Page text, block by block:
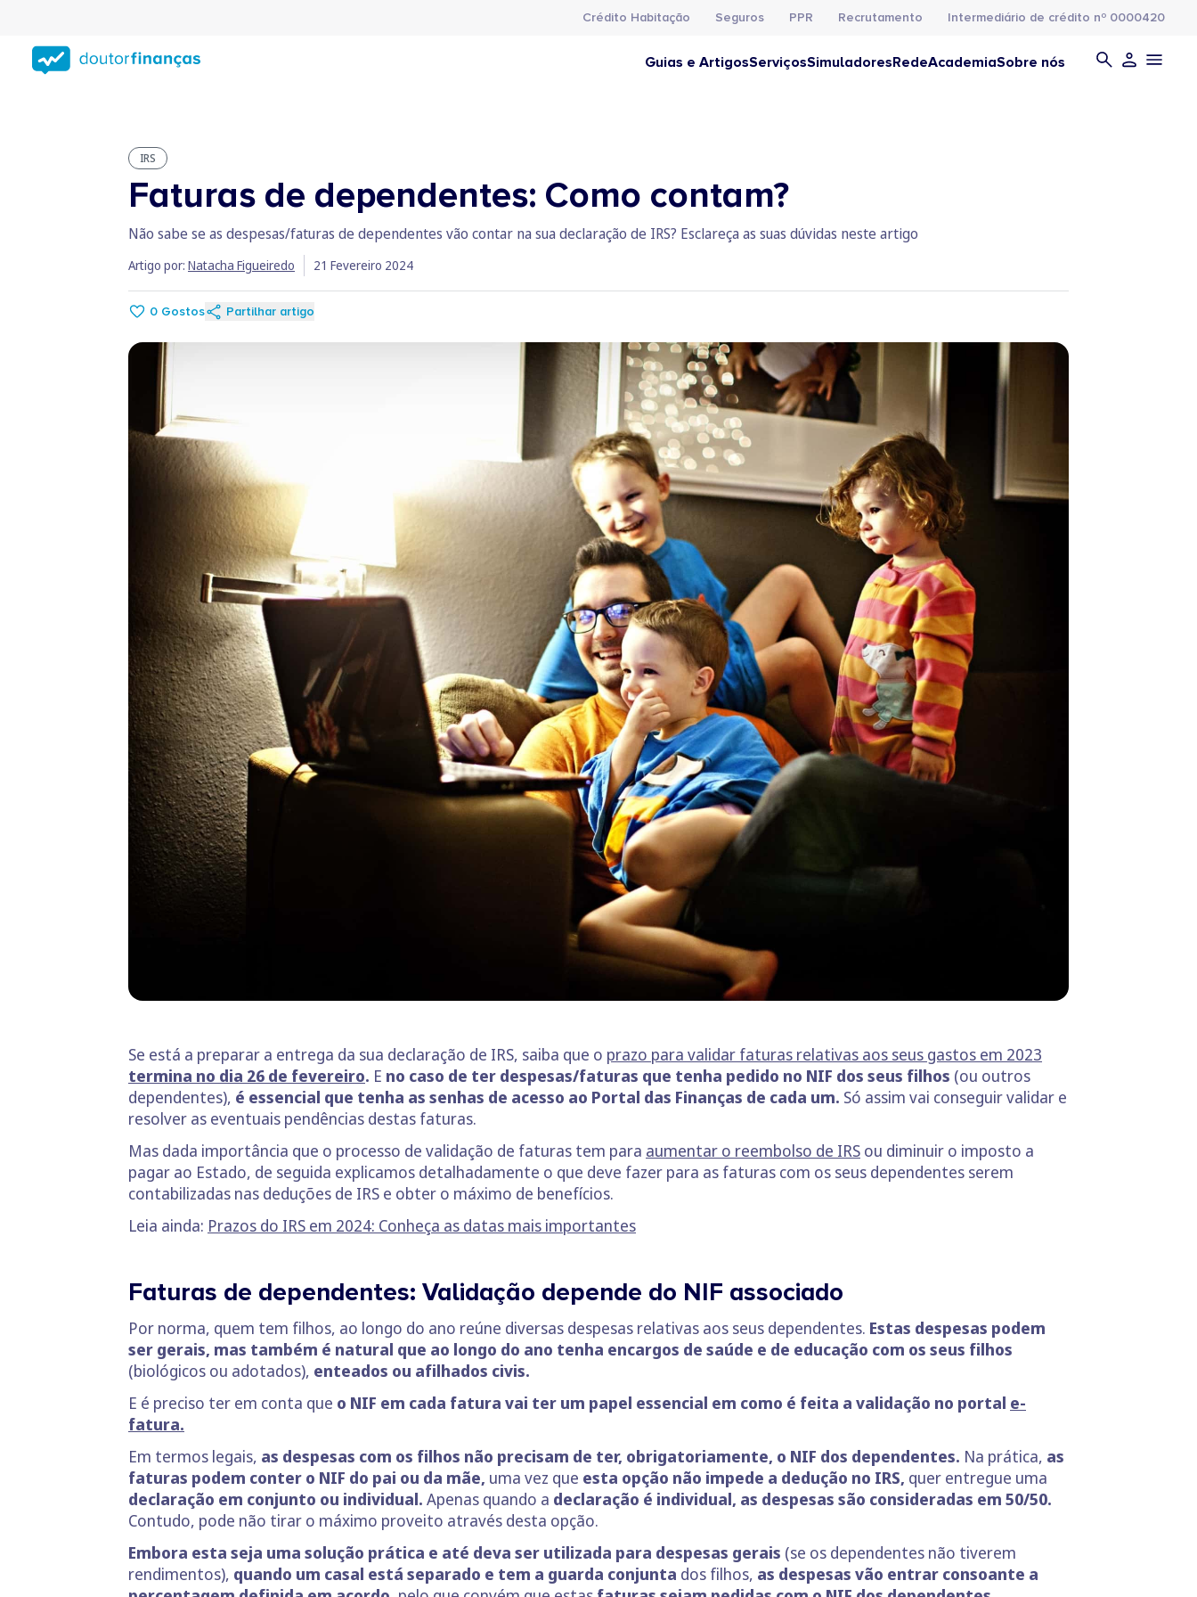
conteúdo
principal
Crédito Habitação Seguros PPR Recrutamento Intermediário de crédito nº 0000420
Guias e ArtigosServiçosSimuladoresRedeAcademiaSobre nós
IRS
Faturas de dependentes: Como contam?
Não sabe se as despesas/faturas de dependentes vão contar na sua declaração de IRS? Esclareça as suas dúvidas neste artigo
Artigo por: Natacha Figueiredo 21 Fevereiro 2024
0 Gostos Partilhar artigo
Se está a preparar a entrega da sua declaração de IRS, saiba que o prazo para validar faturas relativas aos seus gastos em 2023
termina no dia 26 de fevereiro. E no caso de ter despesas/faturas que tenha pedido no NIF dos seus filhos (ou outros
dependentes), é essencial que tenha as senhas de acesso ao Portal das Finanças de cada um. Só assim vai conseguir validar e
resolver as eventuais pendências destas faturas.
Mas dada importância que o processo de validação de faturas tem para aumentar o reembolso de IRS ou diminuir o imposto a
pagar ao Estado, de seguida explicamos detalhadamente o que deve fazer para as faturas com os seus dependentes serem
contabilizadas nas deduções de IRS e obter o máximo de benefícios.
Leia ainda: Prazos do IRS em 2024: Conheça as datas mais importantes
Faturas de dependentes: Validação depende do NIF associado
Por norma, quem tem filhos, ao longo do ano reúne diversas despesas relativas aos seus dependentes. Estas despesas podem
ser gerais, mas também é natural que ao longo do ano tenha encargos de saúde e de educação com os seus filhos
(biológicos ou adotados), enteados ou afilhados civis.
E é preciso ter em conta que o NIF em cada fatura vai ter um papel essencial em como é feita a validação no portal e-
fatura.
Em termos legais, as despesas com os filhos não precisam de ter, obrigatoriamente, o NIF dos dependentes. Na prática, as
faturas podem conter o NIF do pai ou da mãe, uma vez que esta opção não impede a dedução no IRS, quer entregue uma
declaração em conjunto ou individual. Apenas quando a declaração é individual, as despesas são consideradas em 50/50.
Contudo, pode não tirar o máximo proveito através desta opção.
Embora esta seja uma solução prática e até deva ser utilizada para despesas gerais (se os dependentes não tiverem
rendimentos), quando um casal está separado e tem a guarda conjunta dos filhos, as despesas vão entrar consoante a